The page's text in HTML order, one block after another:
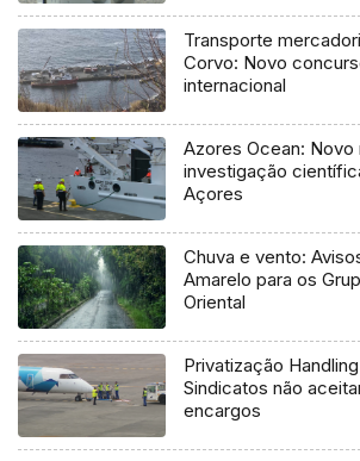
Transporte
Corvo: Novo
internacional
Azores Ocean: Novo
investigação
Açores
Chuva e vento:
Amarelo para os
Oriental
Privatização
Sindicatos não
encargos